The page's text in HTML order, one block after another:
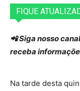
FIQUE
📲 Siga nosso
receba
Na tarde desta